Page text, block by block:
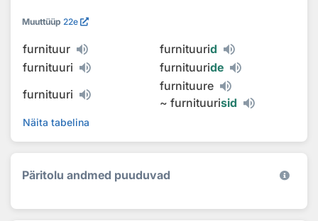
Muuttüüp 22e
furnituur furnituurid
furnituuri
furnituuride
furnituuri
furnituure
~ furnituurisid
Näita tabelina
Päritolu andmed puuduvad